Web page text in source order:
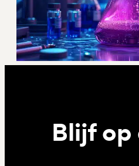
Blijf op